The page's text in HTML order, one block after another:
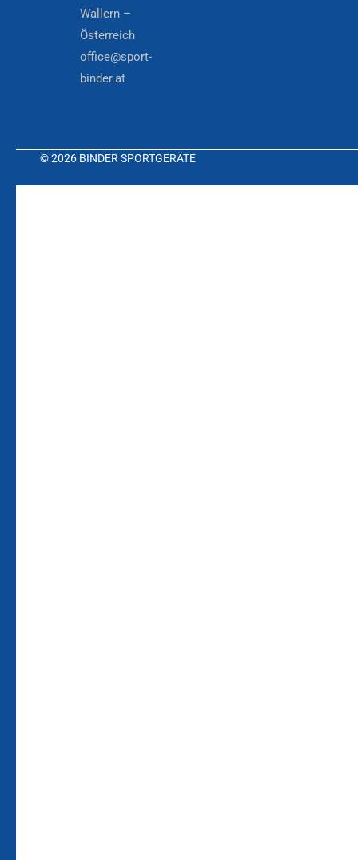
Wallern –
Österreich
office@sport-
binder.at
© 2026 BINDER SPORTGERÄTE